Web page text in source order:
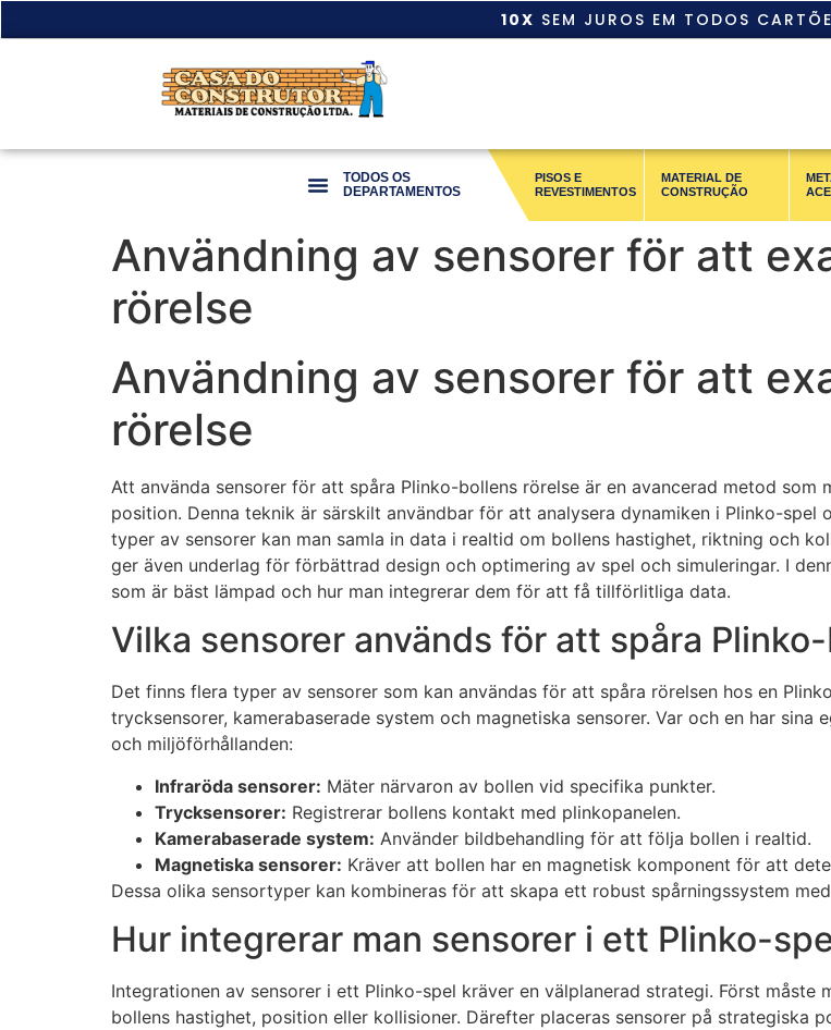
10X SEM JUROS EM TODOS
TODOS OS
DEPARTAMENTOS
PISOS E
REVESTIMENTOS
MATERIAL DE
CONSTRUÇÃO
Användning av sensorer för att
rörelse
Användning av sensorer för att
rörelse
Att använda sensorer för att spåra Plinko-bollens rörelse är en avancerad metod
position. Denna teknik är särskilt användbar för att analysera dynamiken i Plinko-
typer av sensorer kan man samla in data i realtid om bollens hastighet, riktning och
ger även underlag för förbättrad design och optimering av spel och simuleringar. I
som är bäst lämpad och hur man integrerar dem för att få tillförlitliga data.
Vilka sensorer används för att spåra
Det finns flera typer av sensorer som kan användas för att spåra rörelsen hos en
trycksensorer, kamerabaserade system och magnetiska sensorer. Var och en har
och miljöförhållanden:
Infraröda sensorer: Mäter närvaron av bollen vid specifika punkter.
Trycksensorer: Registrerar bollens kontakt med plinkopanelen.
Kamerabaserade system: Använder bildbehandling för att följa bollen i realtid.
Magnetiska sensorer: Kräver att bollen har en magnetisk komponent för att
Dessa olika sensortyper kan kombineras för att skapa ett robust spårningssystem
Hur integrerar man sensorer i ett Plinko-
Integrationen av sensorer i ett Plinko-spel kräver en välplanerad strategi. Först måste
bollens hastighet, position eller kollisioner. Därefter placeras sensorer på strategiska